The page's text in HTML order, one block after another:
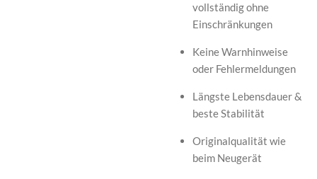
vollständig ohne
Einschränkungen
Keine Warnhinweise
oder Fehlermeldungen
Längste Lebensdauer &
beste Stabilität
Originalqualität wie
beim Neugerät